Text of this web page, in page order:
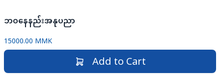
ဘဝနေနည်းအနုပညာ
15000.00 MMK
Add to Cart